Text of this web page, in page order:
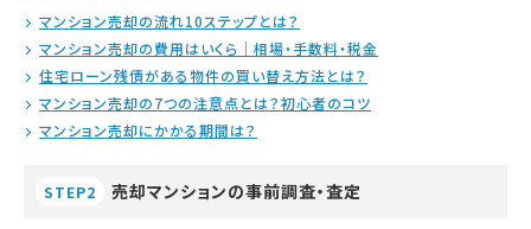
マンション売却の流れ10ステップとは？
マンション売却の費用はいくら｜相場・手数料・税金
住宅ローン残債がある物件の買い替え方法とは？
マンション売却の7つの注意点とは？初心者のコツ
マンション売却にかかる期間は？
STEP2 売却マンションの事前調査・査定